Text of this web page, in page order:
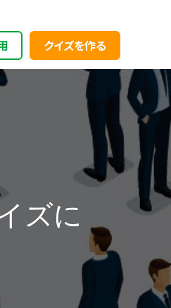
入のご案内
アル一覧
目一覧
クイズを作る
ズに